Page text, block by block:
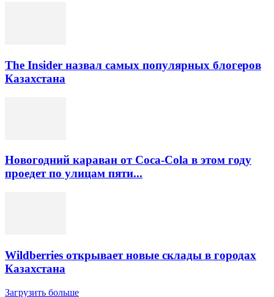
The Insider назвал самых популярных блогеров
Казахстана
Новогодний караван от Coca-Cola в этом году
проедет по улицам пяти...
Wildberries открывает новые склады в городах
Казахстана
Загрузить больше